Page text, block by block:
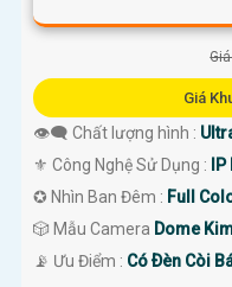
Giá
👁️‍🗨 Chất lượng hình :
⚜️ Công Nghệ Sử Dụng :
✪ Nhìn Ban Đêm : Full
🎲 Mẫu Camera Dome
️📡 Ưu Điểm : Có Ðèn Còi